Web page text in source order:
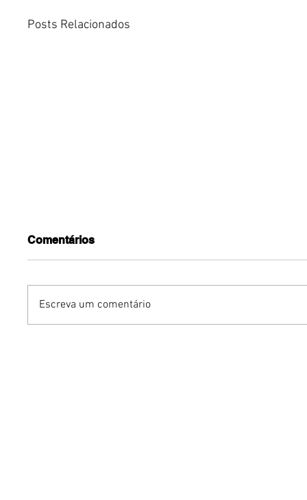
Posts Relacionados
Comentários
Escreva um comentário